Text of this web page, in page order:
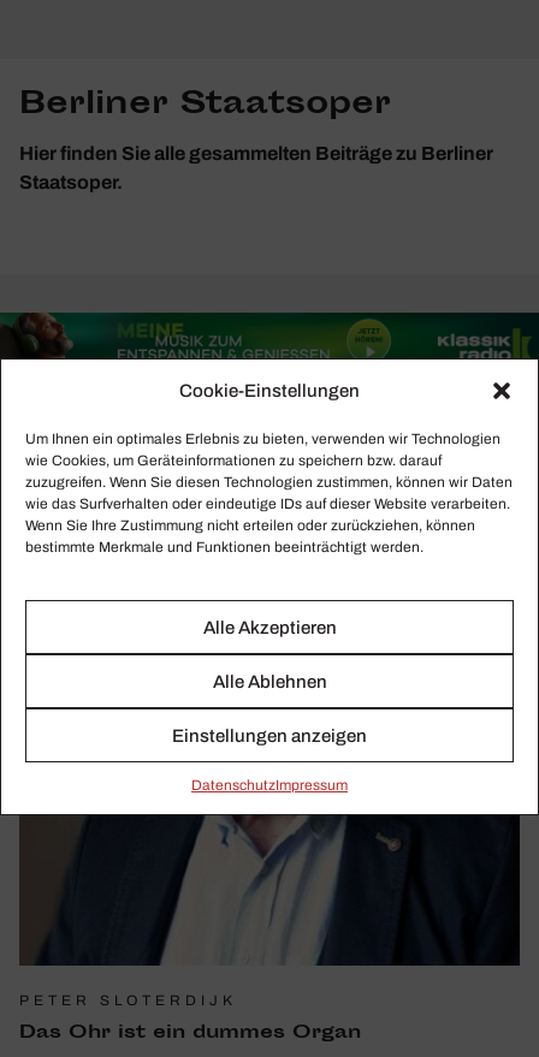
Cookie-Einstellungen
Um Ihnen ein optimales Erlebnis zu bieten, verwenden wir Technologien
wie Cookies, um Geräteinformationen zu speichern bzw. darauf
zuzugreifen. Wenn Sie diesen Technologien zustimmen, können wir Daten
wie das Surfverhalten oder eindeutige IDs auf dieser Website verarbeiten.
Wenn Sie Ihre Zustimmung nicht erteilen oder zurückziehen, können
bestimmte Merkmale und Funktionen beeinträchtigt werden.
Alle Akzeptieren
Alle Ablehnen
Einstellungen anzeigen
Daten­schutzImpressum
Berliner Staatsoper
Hier finden Sie alle gesammelten Beiträge zu Berliner
Staatsoper.
PETER SLOTERDIJK
Das Ohr ist ein dummes Organ